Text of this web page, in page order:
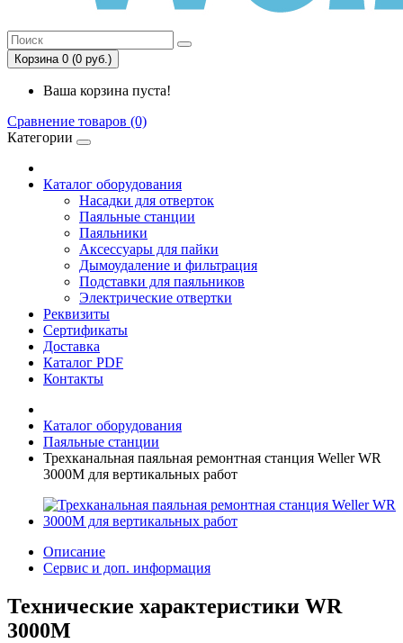
Корзина 0 (0 руб.)
Ваша корзина пуста!
Сравнение товаров (0)
Категории
Каталог оборудования
Насадки для отверток
Паяльные станции
Паяльники
Аксессуары для пайки
Дымоудаление и фильтрация
Подставки для паяльников
Электрические отвертки
Реквизиты
Сертификаты
Доставка
Каталог PDF
Контакты
Каталог оборудования
Паяльные станции
Трехканальная паяльная ремонтная станция Weller WR
3000M для вертикальных работ
Описание
Сервис и доп. информация
Технические характеристики WR
3000M